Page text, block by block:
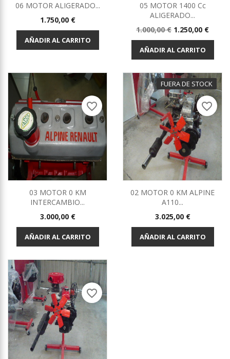
06 MOTOR ALIGERADO...
Precio
1.750,00 €
AÑADIR AL CARRITO
05 MOTOR 1400 Cc
ALIGERADO...
Precio
base
1.000,00 € Precio
1.250,00 €
AÑADIR AL CARRITO
03 MOTOR 0 KM
INTERCAMBIO...
Precio
3.000,00 €
AÑADIR AL CARRITO
favorite_border
FUERA DE STOCK
02 MOTOR 0 KM ALPINE
A110...
Precio
3.025,00 €
AÑADIR AL CARRITO
favorite_border
favorite_border